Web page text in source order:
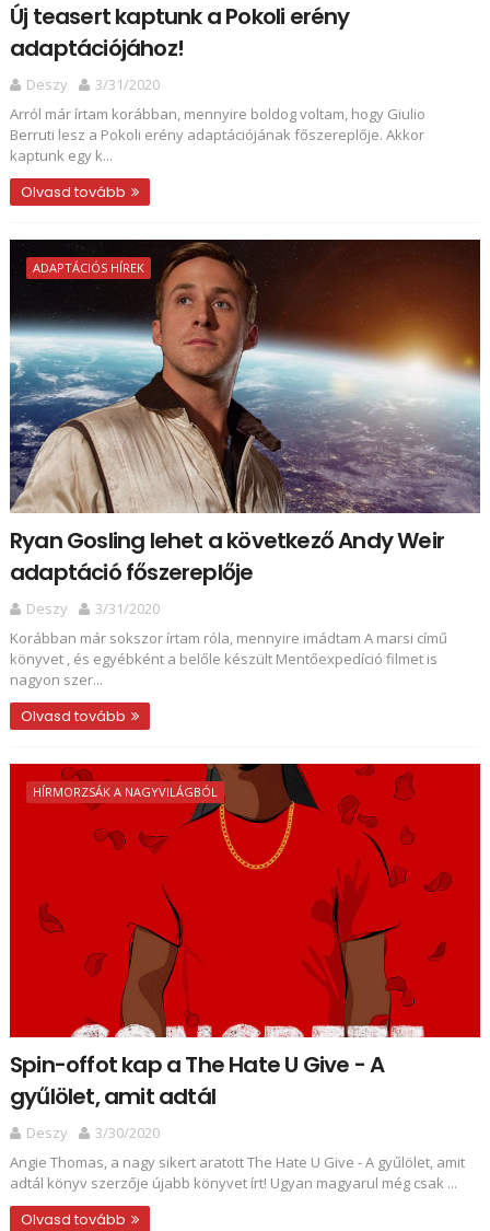
Új teasert kaptunk a Pokoli erény
adaptációjához!
Deszy
3/31/2020
Arról már írtam korábban, mennyire boldog voltam, hogy Giulio
Berruti lesz a Pokoli erény adaptációjának főszereplője. Akkor
kaptunk egy k...
Olvasd tovább
ADAPTÁCIÓS HÍREK
Ryan Gosling lehet a következő Andy Weir
adaptáció főszereplője
Deszy
3/31/2020
Korábban már sokszor írtam róla, mennyire imádtam A marsi című
könyvet , és egyébként a belőle készült Mentőexpedíció filmet is
nagyon szer...
Olvasd tovább
HÍRMORZSÁK A NAGYVILÁGBÓL
Spin-offot kap a The Hate U Give - A
gyűlölet, amit adtál
Deszy
3/30/2020
Angie Thomas, a nagy sikert aratott The Hate U Give - A gyűlölet, amit
adtál könyv szerzője újabb könyvet írt! Ugyan magyarul még csak ...
Olvasd tovább